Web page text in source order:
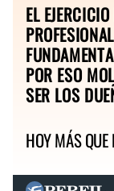
EL
POR ESO
SER LOS
HOY MÁS QUE